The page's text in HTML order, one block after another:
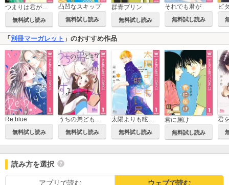
無料試し読み
凸凹なスキップ
無料試し読み
群青プリン
無料試し読み
それでも君が
無料試し読み
ビ
「別冊マーガレット 」のおすすめ作品
Re:blue
無料試し読み
うちの弟どもがすみません
無料試し読み
太陽よりも眩しい星
無料試し読み
君に届け
無料試し読み
読み方を選択
アプリで読む ウェブで読む